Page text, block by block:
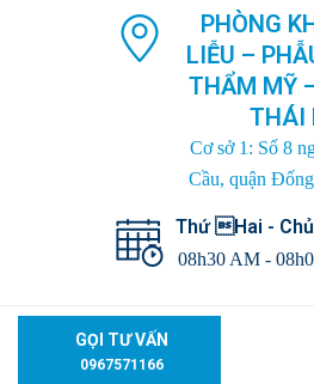
PHÒNG
LIỄU –
THẨM MỸ
THÁI
Cơ sở 1: Số 8
Cầu, quận
Thứ Hai -
08h30 AM -
GỌI TƯ VẤN
0967571166